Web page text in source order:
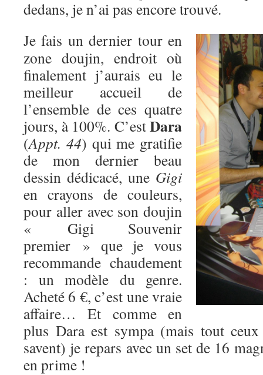
dedans, je n’ai pas encore trouvé.
Je fais un dernier tour en
zone doujin, endroit où
finalement j’aurais eu le
meilleur accueil de
l’ensemble de ces quatre
jours, à 100%. C’estDara
(Appt. 44) qui me gratifie
de mon dernier beau
dessin dédicacé, une Gigi
en crayons de couleurs,
pour aller avec son doujin
« Gigi Souvenir
premier » que je vous
recommande chaudement
: un modèle du genre.
Acheté 6 €, c’est une vraie
affaire… Et comme en
plus Dara est sympa (mais tout
savent) je repars avec un set de 16
en prime !